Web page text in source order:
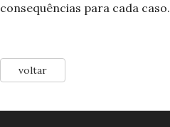
consequências para cada caso.
voltar